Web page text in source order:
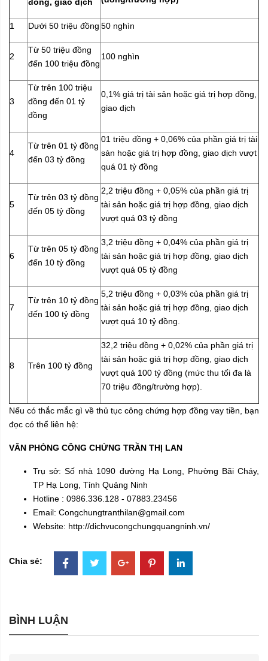
1 Dưới 50 triệu đồng 50 nghìn
2
Từ 50 triệu đồng
đến 100 triệu đồng
100 nghìn
3
Từ trên 100 triệu
đồng đến 01 tỷ
đồng
0,1% giá trị tài sản hoặc giá trị hợp đồng,
giao dịch
4
Từ trên 01 tỷ đồng
đến 03 tỷ đồng
01 triệu đồng + 0,06% của phần giá trị tài
sản hoặc giá trị hợp đồng, giao dịch vượt
quá 01 tỷ đồng
5
Từ trên 03 tỷ đồng
đến 05 tỷ đồng
2,2 triệu đồng + 0,05% của phần giá trị
tài sản hoặc giá trị hợp đồng, giao dịch
vượt quá 03 tỷ đồng
6
Từ trên 05 tỷ đồng
đến 10 tỷ đồng
3,2 triệu đồng + 0,04% của phần giá trị
tài sản hoặc giá trị hợp đồng, giao dịch
vượt quá 05 tỷ đồng
7
Từ trên 10 tỷ đồng
đến 100 tỷ đồng
5,2 triệu đồng + 0,03% của phần giá trị
tài sản hoặc giá trị hợp đồng, giao dịch
vượt quá 10 tỷ đồng.
8 Trên 100 tỷ đồng
32,2 triệu đồng + 0,02% của phần giá trị
tài sản hoặc giá trị hợp đồng, giao dịch
vượt quá 100 tỷ đồng (mức thu tối đa là
70 triệu đồng/trường hợp).
Nếu có thắc mắc gì về thủ tục công chứng hợp đồng vay tiền, bạn
đọc có thể liên hệ:
VĂN PHÒNG CÔNG CHỨNG TRẦN THỊ LAN
Trụ sở: Số nhà 1090 đường Hạ Long, Phường Bãi Cháy,
TP Hạ Long, Tỉnh Quảng Ninh
Hotline : 0986.336.128 - 07883.23456
Email: Congchungtranthilan@gmail.com
Website: http://dichvucongchungquangninh.vn/
Chia sẻ:
BÌNH LUẬN